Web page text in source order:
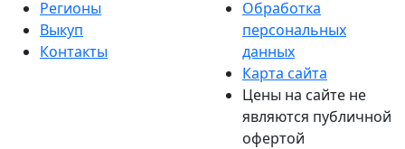
Регионы
Выкуп
Контакты
Обработка
персональных
данных
Карта сайта
Цены на сайте не
являются публичной
офертой